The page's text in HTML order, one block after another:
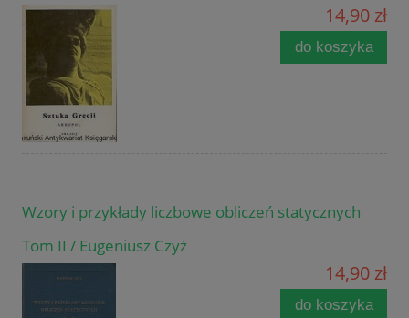
14,90 zł
do koszyka
Wzory i przykłady liczbowe obliczeń statycznych
Tom II / Eugeniusz Czyż
14,90 zł
do koszyka